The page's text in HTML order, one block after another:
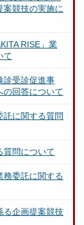
案競技の実施に
RISE」業
て
診受診促進事
の回答について
託に関する質問
質問について
務委託に関する
る企画提案競技